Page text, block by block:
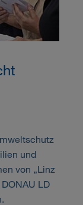
und
von „Linz
LD